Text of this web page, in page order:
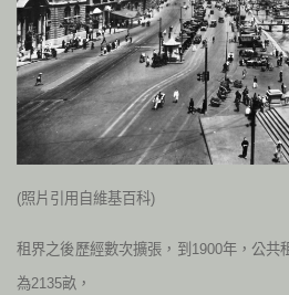
(照片引用自維基百科)
租界之後歷經數次擴張，到1900年，公共
為2135畝，